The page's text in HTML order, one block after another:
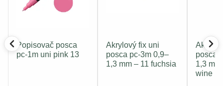
Popisovač posca
pc-1m uni pink 13
Akrylový fix uni
posca pc-3m 0,9–
1,3 mm – 11 fuchsia
posca
1,3
wine